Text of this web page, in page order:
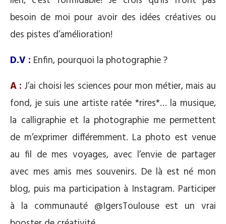
besoin de moi pour avoir des idées créatives ou
des pistes d’amélioration!
D.V : Enfin, pourquoi la photographie ?
A : J’ai choisi les sciences pour mon métier, mais au
fond, je suis une artiste ratée *rires*… la musique,
la calligraphie et la photographie me permettent
de m’exprimer différemment. La photo est venue
au fil de mes voyages, avec l’envie de partager
avec mes amis mes souvenirs. De là est né mon
blog, puis ma participation à Instagram. Participer
à la communauté @IgersToulouse est un vrai